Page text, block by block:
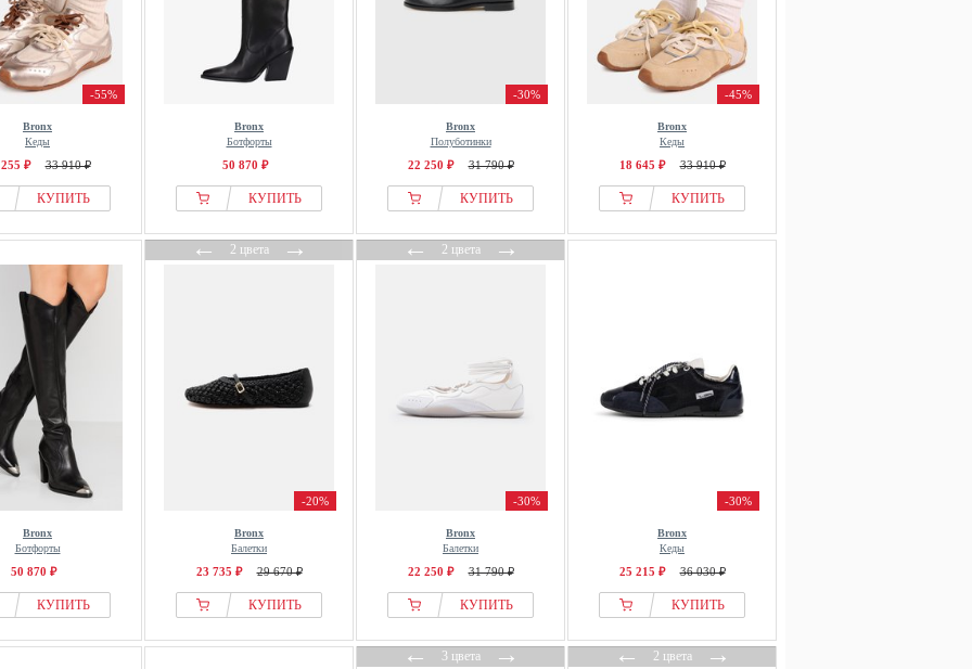
-55%
Bronx
Кеды
₽ 33 910 ₽
КУПИТЬ
Bronx
Ботфорты
50 870 ₽
КУПИТЬ
-30%
Bronx
Полуботинки
22 250 ₽ 31 790 ₽
КУПИТЬ
-45%
Bronx
Кеды
18 645 ₽ 33 910 ₽
КУПИТЬ
Bronx
Ботфорты
50 870 ₽
КУПИТЬ
←2 цвета→
-20%
Bronx
Балетки
23 735 ₽ 29 670 ₽
КУПИТЬ
←2 цвета→
-30%
Bronx
Балетки
22 250 ₽ 31 790 ₽
КУПИТЬ
-30%
Bronx
Кеды
25 215 ₽ 36 030 ₽
КУПИТЬ
←3 цвета→ ←2 цвета→